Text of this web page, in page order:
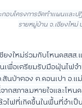
อบโครงการจัดทำแผนและ
รายหมู่บ้าน จ.เชียงใหม่
ชียงใหม่ร่วมกับโหนดสส
พื่อเตรียมรับมือฝุ่นไฟ
สันป่าตอง ต.ดอนเปา อ.
สภาลมหายใจและโหน
ไฟที่เกิดขึ้นในพื้นที่จำเ